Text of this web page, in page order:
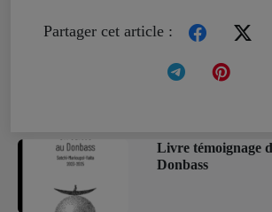
Partager cet article :
Livre témoignage
Donbass